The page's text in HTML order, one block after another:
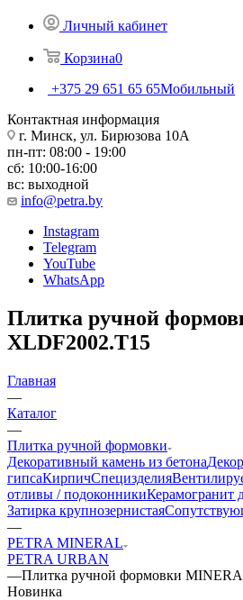
Личный кабинет
Корзина0
+375 29 651 65 65Мобильный
Контактная информация
г. Минск, ул. Бирюзова 10А
пн-пт: 08:00 - 19:00
сб: 10:00-16:00
вс: выходной
info@petra.by
Instagram
Telegram
YouTube
WhatsApp
Плитка ручной
XLDF2002.T15
Главная
—
Каталог
—
Плитка ручной формовки
Декоративный камень из бетона
гипсаКирпичСпецизделия
отливы / подоконникиКерамогранит
Затирка крупнозернистая
—
PETRA MINERAL
PETRA URBAN
—Плитка ручной формовки
Новинка